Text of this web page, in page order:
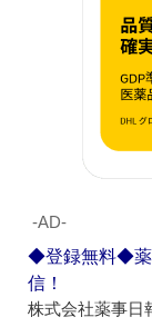
‐AD‐
◆登録無料◆薬
信！
株式会社薬事日